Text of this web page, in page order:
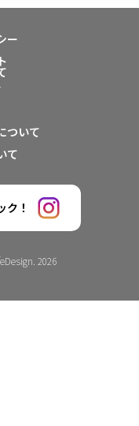
ー
ついて
て
ク！
2026